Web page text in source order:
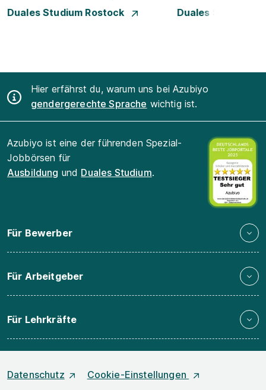
Duales Studium Rostock
Duales Studium
Hier erfährst du, warum uns bei Azubiyo
gendergerechte Sprache wichtig ist.
Azubiyo ist eine der führenden Spezial-
Jobbörsen für
Ausbildung und Duales Studium.
Für Bewerber
Für Arbeitgeber
Für Lehrkräfte
Datenschutz
Cookie-Einstellungen